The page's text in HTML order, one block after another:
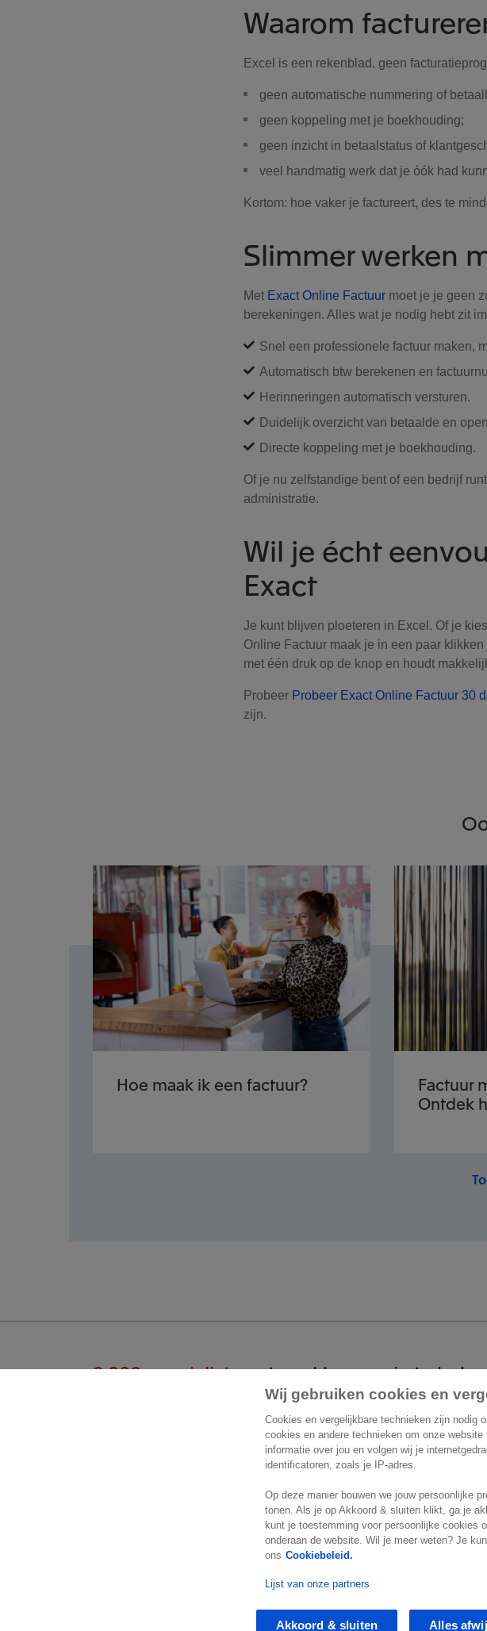
Waarom
Excel is een rekenblad, geen
geen automatische nummering of
geen koppeling met je boekhouding;
geen inzicht in betaalstatus of
veel handmatig werk dat je óók had
Kortom: hoe vaker je factureert, des te
Slimmer werken
Met Exact Online Factuur moet je je geen
berekeningen. Alles wat je nodig hebt zit
Snel een professionele factuur maken,
Automatisch btw berekenen en
Herinneringen automatisch versturen.
Duidelijk overzicht van betaalde en
Directe koppeling met je boekhouding.
Of je nu zelfstandige bent of een bedrijf
administratie.
Wil je écht
Exact
Je kunt blijven ploeteren in Excel. Of je
Online Factuur maak je in een paar
met één druk op de knop en houdt
Probeer Probeer Exact Online Factuur 30
zijn.
Hoe maak ik een factuur?
Factuur
Ontdek
2.000 specialistenstaan klaar om je te
Contact
Exact Belgium
1780 Wemmel
België
Locatie
Cookie statement Cookie settings
Wij gebruiken cookies en
Cookies en vergelijkbare technieken zijn nodig
cookies en andere technieken om onze
informatie over jou en volgen wij je
identificatoren, zoals je IP-adres.
Op deze manier bouwen we jouw persoonlijke
tonen. Als je op Akkoord & sluiten klikt, ga je
kunt je toestemming voor persoonlijke cookies
onderaan de website. Wil je meer weten? Je
ons Cookiebeleid.
Lijst van onze partners
Alles
Akkoord & sluiten